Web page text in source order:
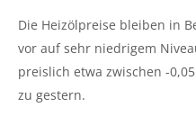
Die Heizölpreise bleiben in
vor auf sehr niedrigem
preislich etwa zwischen -
zu gestern.